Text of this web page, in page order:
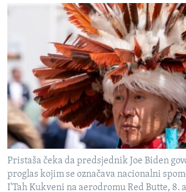
Pristaša čeka da predsjednik Joe Biden
proglas kojim se označava nacionalni
I'Tah Kukveni na aerodromu Red Butte, 8.